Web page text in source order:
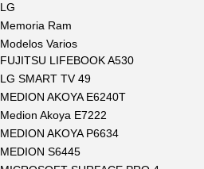
LG
Memoria Ram
Modelos Varios
FUJITSU LIFEBOOK A530
LG SMART TV 49
MEDION AKOYA E6240T
Medion Akoya E7222
MEDION AKOYA P6634
MEDION S6445